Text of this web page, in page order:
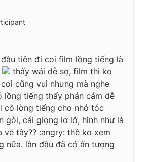
tiên đi coi film lồng tiếng là
thấy wải dễ sợ, film thì ko
cũng vui nhưng mà nghe
lồng tiếng thấy phản cảm dễ
cô lòng tiếng cho nhỏ tóc
gòi, cái giọng lơ lớ, hình như là
vẻ tây?? :angry: thề ko xem
nữa. lần đầu đã có ấn tượng